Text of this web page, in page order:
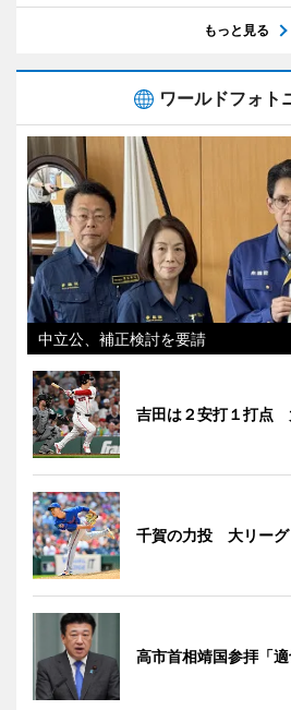
もっと見る
ワールドフォト
中立公、補正検討を要請
吉田は２安打１打点
千賀の力投 大リーグ
高市首相靖国参拝「適